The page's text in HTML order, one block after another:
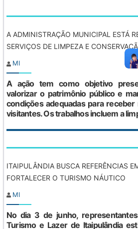
A ADMINISTRAÇÃO MUNICIPAL ESTÁ
SERVIÇOS DE LIMPEZA E
MI
A ação tem como objetivo
valorizar o patrimônio público e
condições adequadas para
visitantes. Os trabalhos incluem a
ITAIPULÂNDIA BUSCA REFERÊNCIAS
FORTALECER O TURISMO NÁUTICO
MI
No dia 3 de junho,
Turismo e Lazer de Itaipulândia